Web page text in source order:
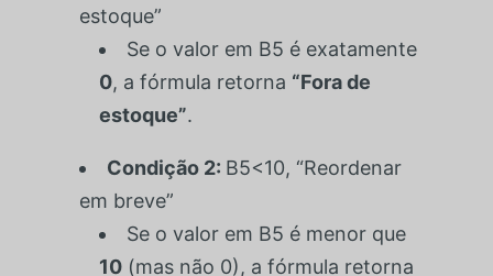
estoque”
Se o valor em B5 é exatamente
0, a fórmula retorna “Fora de
estoque”.
Condição 2: B5<10, “Reordenar
em breve”
Se o valor em B5 é menor que
10(mas não 0), a fórmula retorna